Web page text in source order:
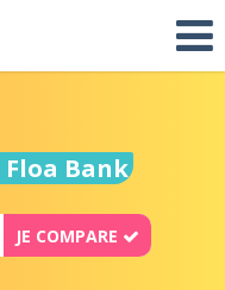
Bank
JE COMPARE